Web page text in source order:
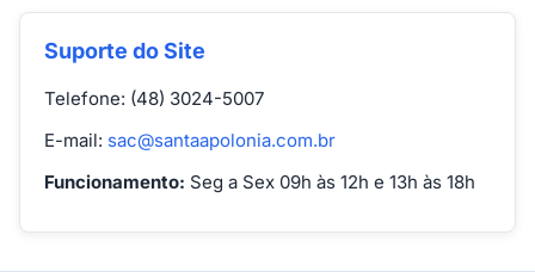
Suporte do Site
Telefone: (48) 3024-5007
E-mail: sac@santaapolonia.com.br
Funcionamento: Seg a Sex 09h às 12h e 13h às 18h